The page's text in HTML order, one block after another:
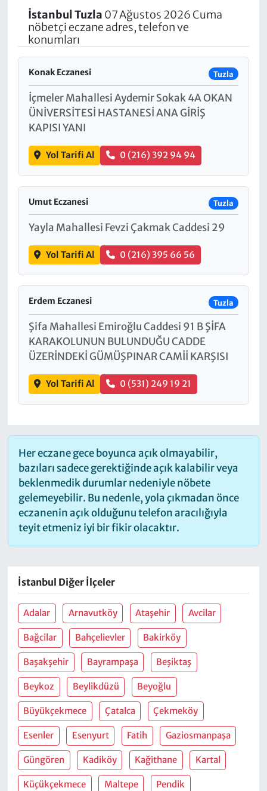
İstanbul Tuzla 07 Ağustos 2026 Cuma
nöbetçi eczane adres, telefon ve
konumları
Konak Eczanesi Tuzla
İçmeler Mahallesi Aydemir Sokak 4A OKAN
ÜNİVERSİTESİ HASTANESİ ANA GİRİŞ
KAPISI YANI
Yol Tarifi Al 0 (216) 392 94 94
Umut Eczanesi Tuzla
Yayla Mahallesi Fevzi Çakmak Caddesi 29
Yol Tarifi Al 0 (216) 395 66 56
Erdem Eczanesi Tuzla
Şifa Mahallesi Emiroğlu Caddesi 91 B ŞİFA
KARAKOLUNUN BULUNDUĞU CADDE
ÜZERİNDEKİ GÜMÜŞPINAR CAMİİ KARŞISI
Yol Tarifi Al 0 (531) 249 19 21
Her eczane gece boyunca açık olmayabilir,
bazıları sadece gerektiğinde açık kalabilir veya
beklenmedik durumlar nedeniyle nöbete
gelemeyebilir. Bu nedenle, yola çıkmadan önce
eczanenin açık olduğunu telefon aracılığıyla
teyit etmeniz iyi bir fikir olacaktır.
İstanbul Diğer İlçeler
Adalar Arnavutköy Ataşehir Avcilar
Bağcilar Bahçelievler Bakirköy
Başakşehir Bayrampaşa Beşiktaş
Beykoz Beylikdüzü Beyoğlu
Büyükçekmece Çatalca Çekmeköy
Esenler Esenyurt Fatih Gaziosmanpaşa
Güngören Kadiköy Kağithane Kartal
Küçükçekmece Maltepe Pendik